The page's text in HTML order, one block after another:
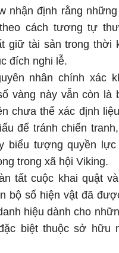
nhận định rằng
cách tương tự
giữ tài sản trong thời
đích nghi lễ.
nhân chính xác
vàng này vẫn còn là
chưa thể xác định
để tránh chiến
biểu tượng quyền lực
trong xã hội Viking.
tất cuộc khai quật
bộ số hiện vật đã
hiệu dành cho
biệt thuộc sở hữu